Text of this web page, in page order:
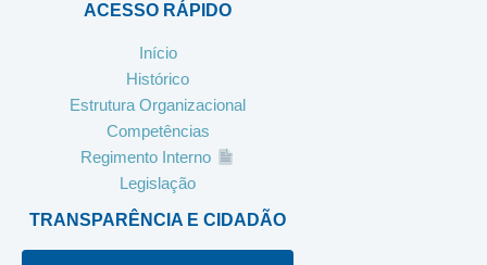
ACESSO RÁPIDO
Início
Histórico
Estrutura Organizacional
Competências
Regimento Interno
Legislação
TRANSPARÊNCIA E CIDADÃO